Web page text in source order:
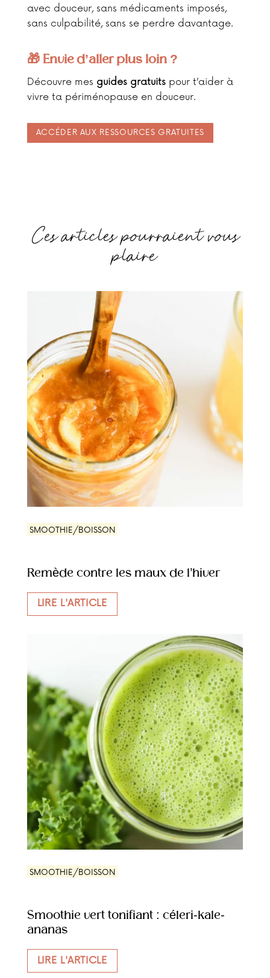
avec douceur, sans médicaments imposés,
sans culpabilité, sans se perdre davantage.
🎁 Envie d’aller plus loin ?
Découvre mes guides gratuitspour t’aider à
vivre ta périménopause en douceur.
ACCÉDER AUX RESSOURCES GRATUITES
Ces articles pourraient vous
plaire
SMOOTHIE/BOISSON
Remède contre les maux de l’hiver
LIRE L'ARTICLE
SMOOTHIE/BOISSON
Smoothie vert tonifiant : céleri-kale-
ananas
LIRE L'ARTICLE